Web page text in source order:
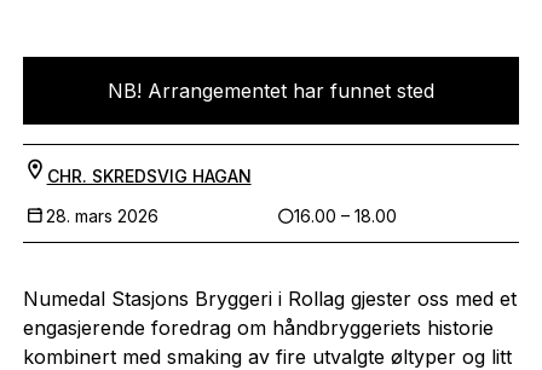
NB! Arrangementet har funnet sted
CHR. SKREDSVIG HAGAN
28. mars 2026
16.00 – 18.00
Numedal Stasjons Bryggeri i Rollag gjester oss med et
engasjerende foredrag om håndbryggeriets historie
kombinert med smaking av fire utvalgte øltyper og litt